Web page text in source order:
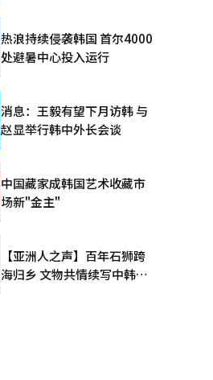
热浪持续侵袭韩国 首尔4000
处避暑中心投入运行
消息：王毅有望下月访韩 与
赵显举行韩中外长会谈
中国藏家成韩国艺术收藏市
场新"金主"
【亚洲人之声】百年石狮跨
海归乡 文物共情续写中韩人